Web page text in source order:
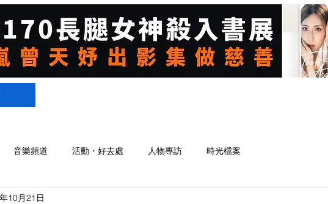
音樂頻道 活動・好去處 人物專訪 時光檔案
10月21日